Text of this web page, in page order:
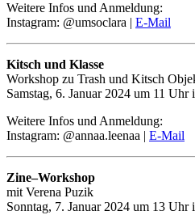
Weitere Infos und Anmeldung:
Instagram: @umsoclara | E-Mail
Kitsch und Klasse
Workshop zu Trash und Kitsch
Samstag, 6. Januar 2024 um 11 Uhr
Weitere Infos und Anmeldung:
Instagram: @annaa.leenaa | E-Mail
Zine–Workshop
mit Verena Puzik
Sonntag, 7. Januar 2024 um 13 Uhr